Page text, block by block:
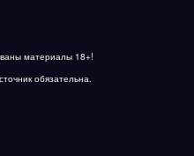
материалы 18+!
обязательна.